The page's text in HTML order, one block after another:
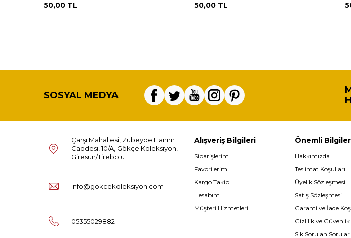
50,00 TL 50,00 TL
SOSYAL MEDYA
Çarşı Mahallesi, Zübeyde Hanım
Caddesi, 10/A, Gökçe Koleksiyon,
Giresun/Tirebolu
info@gokcekoleksiyon.com
05355029882
Alışveriş Bilgileri
Siparişlerim
Favorilerim
Kargo Takip
Hesabım
Müşteri Hizmetleri
Önemli Bilgiler
Hakkımızda
Teslimat Koşulları
Üyelik Sözleşmesi
Satış Sözleşmesi
Garanti ve İade
Gizlilik ve Güvenlik
Sık Sorulan Sorular